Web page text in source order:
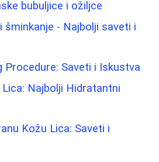
bubuljice i ožiljce
šminkanje - Najbolji saveti i
Procedure: Saveti i Iskustva
Najbolji Hidratantni
Kožu Lica: Saveti i